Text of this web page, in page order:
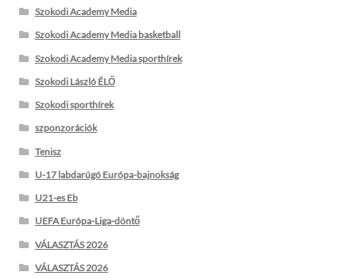
Szokodi Academy Media
Szokodi Academy Media basketball
Szokodi Academy Media sporthírek
Szokodi László ÉLŐ
Szokodi sporthírek
szponzorációk
Tenisz
U-17 labdarúgó Európa-bajnokság
U21-es Eb
UEFA Európa-Liga-döntő
VÁLASZTÁS 2026
VÁLASZTÁS 2026